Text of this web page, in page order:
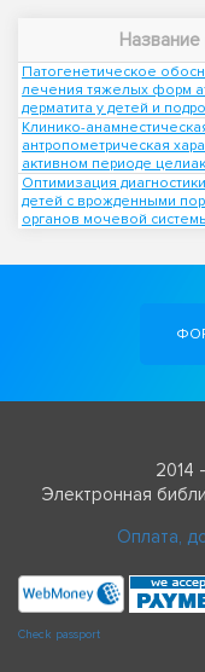
Патогенетическое
лечения тяжелых форм
дерматита у детей и
Клинико-
антропометрическая
активном периоде
Оптимизация
детей с врожденными
органов мочевой
2014
Электронная
Оплата,
Check passport